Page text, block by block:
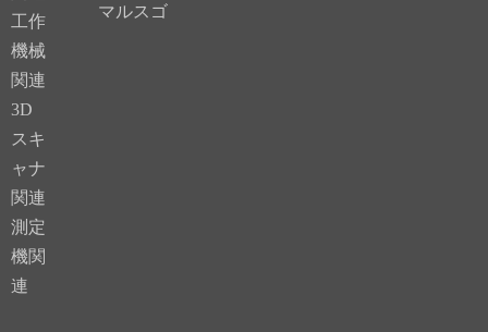
工作
機械
関連
3D
スキ
ャナ
関連
測定
機関
連
マルスゴ